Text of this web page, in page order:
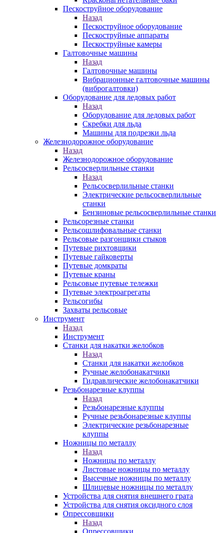
Пескоструйное оборудование
Назад
Пескоструйное оборудование
Пескоструйные аппараты
Пескоструйные камеры
Галтовочные машины
Назад
Галтовочные машины
Вибрационные галтовочные машины
(виброгалтовки)
Оборудование для ледовых работ
Назад
Оборудование для ледовых работ
Скребки для льда
Машины для подрезки льда
Железнодорожное оборудование
Назад
Железнодорожное оборудование
Рельсосверлильные станки
Назад
Рельсосверлильные станки
Электрические рельсосверлильные
станки
Бензиновые рельсосверлильные станки
Рельсорезные станки
Рельсошлифовальные станки
Рельсовые разгонщики стыков
Путевые рихтовщики
Путевые гайковерты
Путевые домкраты
Путевые краны
Рельсовые путевые тележки
Путевые электроагрегаты
Рельсогибы
Захваты рельсовые
Инструмент
Назад
Инструмент
Станки для накатки желобков
Назад
Станки для накатки желобков
Ручные желобонакатчики
Гидравлические желобонакатчики
Резьбонарезные клуппы
Назад
Резьбонарезные клуппы
Ручные резьбонарезные клуппы
Электрические резьбонарезные
клуппы
Ножницы по металлу
Назад
Ножницы по металлу
Листовые ножницы по металлу
Высечные ножницы по металлу
Шлицевые ножницы по металлу
Устройства для снятия внешнего грата
Устройства для снятия оксидного слоя
Опрессовщики
Назад
Опрессовщики